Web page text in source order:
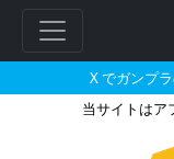
X でガンプ
当サイトはア
HG 1/144